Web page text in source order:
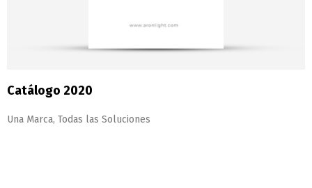
Catálogo 2020
Una Marca, Todas las Soluciones